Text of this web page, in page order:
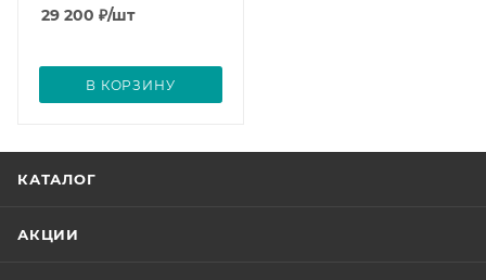
29 200 ₽/шт
В КОРЗИНУ
КАТАЛОГ
АКЦИИ